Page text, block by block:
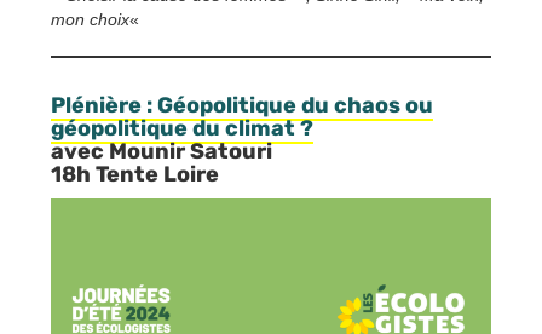
mon choix«
Plénière : Géopolitique du chaosou
géopolitique du climat ?
avec Mounir Satouri
18h Tente Loire